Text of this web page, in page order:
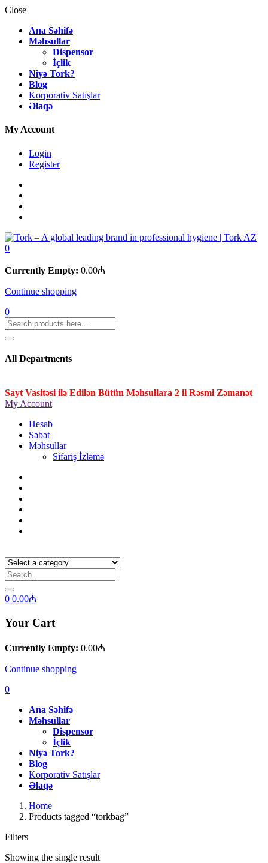
Close
Ana Səhifə
Məhsullar
Dispensor
İçlik
Niyə Tork?
Blog
Korporativ Satışlar
Əlaqə
My Account
Login
Register
0
Currently Empty: 0.00₼
Continue shopping
0
All Departments
Sayt Vasitəsi ilə Edilən Bütün Məhsullara 2 il Rəsmi Zəmanət
My Account
Hesab
Səbət
Məhsullar
Sifariş İzləmə
0 0.00₼
Your Cart
Currently Empty: 0.00₼
Continue shopping
0
Ana Səhifə
Məhsullar
Dispensor
İçlik
Niyə Tork?
Blog
Korporativ Satışlar
Əlaqə
Home
Products tagged “torkbag”
Filters
Showing the single result